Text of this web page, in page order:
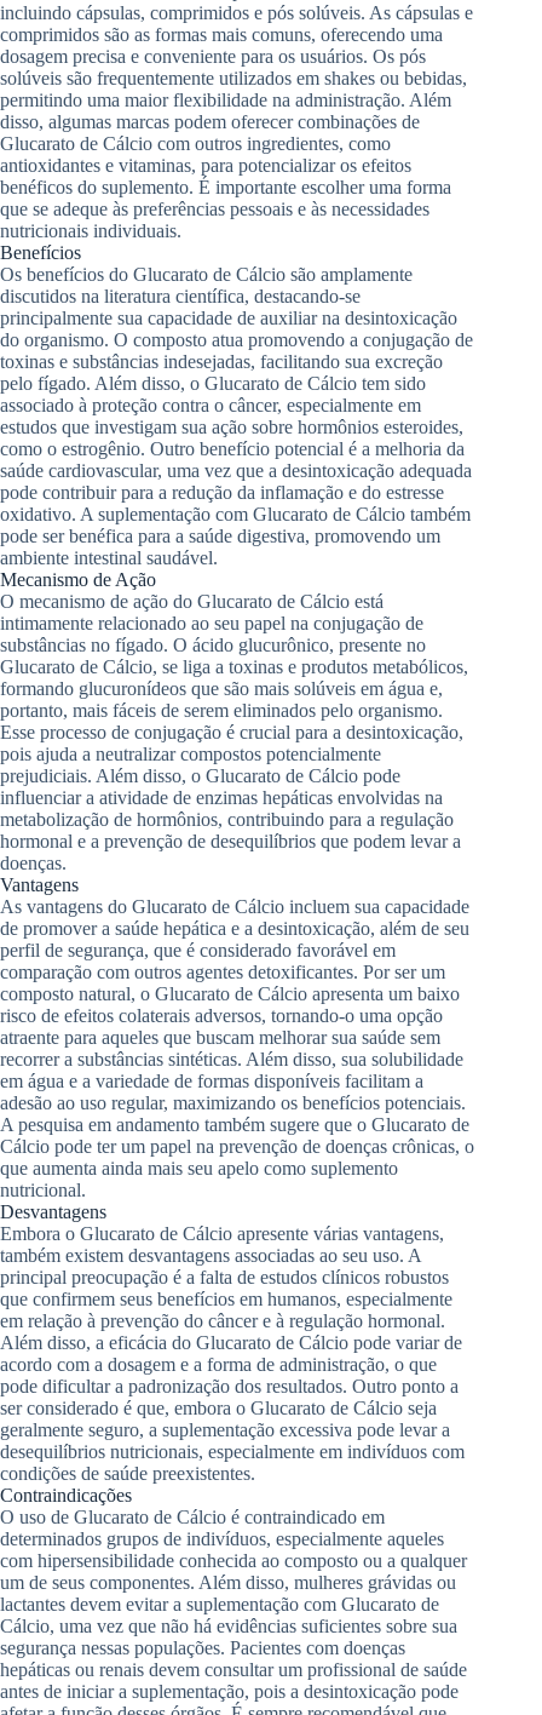
incluindo cápsulas, comprimidos e pós solúveis. As cápsulas e
comprimidos são as formas mais comuns, oferecendo uma
dosagem precisa e conveniente para os usuários. Os pós
solúveis são frequentemente utilizados em shakes ou bebidas,
permitindo uma maior flexibilidade na administração. Além
disso, algumas marcas podem oferecer combinações de
Glucarato de Cálcio com outros ingredientes, como
antioxidantes e vitaminas, para potencializar os efeitos
benéficos do suplemento. É importante escolher uma forma
que se adeque às preferências pessoais e às necessidades
nutricionais individuais.
Benefícios
Os benefícios do Glucarato de Cálcio são amplamente
discutidos na literatura científica, destacando-se
principalmente sua capacidade de auxiliar na desintoxicação
do organismo. O composto atua promovendo a conjugação de
toxinas e substâncias indesejadas, facilitando sua excreção
pelo fígado. Além disso, o Glucarato de Cálcio tem sido
associado à proteção contra o câncer, especialmente em
estudos que investigam sua ação sobre hormônios esteroides,
como o estrogênio. Outro benefício potencial é a melhoria da
saúde cardiovascular, uma vez que a desintoxicação adequada
pode contribuir para a redução da inflamação e do estresse
oxidativo. A suplementação com Glucarato de Cálcio também
pode ser benéfica para a saúde digestiva, promovendo um
ambiente intestinal saudável.
Mecanismo de Ação
O mecanismo de ação do Glucarato de Cálcio está
intimamente relacionado ao seu papel na conjugação de
substâncias no fígado. O ácido glucurônico, presente no
Glucarato de Cálcio, se liga a toxinas e produtos metabólicos,
formando glucuronídeos que são mais solúveis em água e,
portanto, mais fáceis de serem eliminados pelo organismo.
Esse processo de conjugação é crucial para a desintoxicação,
pois ajuda a neutralizar compostos potencialmente
prejudiciais. Além disso, o Glucarato de Cálcio pode
influenciar a atividade de enzimas hepáticas envolvidas na
metabolização de hormônios, contribuindo para a regulação
hormonal e a prevenção de desequilíbrios que podem levar a
doenças.
Vantagens
As vantagens do Glucarato de Cálcio incluem sua capacidade
de promover a saúde hepática e a desintoxicação, além de seu
perfil de segurança, que é considerado favorável em
comparação com outros agentes detoxificantes. Por ser um
composto natural, o Glucarato de Cálcio apresenta um baixo
risco de efeitos colaterais adversos, tornando-o uma opção
atraente para aqueles que buscam melhorar sua saúde sem
recorrer a substâncias sintéticas. Além disso, sua solubilidade
em água e a variedade de formas disponíveis facilitam a
adesão ao uso regular, maximizando os benefícios potenciais.
A pesquisa em andamento também sugere que o Glucarato de
Cálcio pode ter um papel na prevenção de doenças crônicas, o
que aumenta ainda mais seu apelo como suplemento
nutricional.
Desvantagens
Embora o Glucarato de Cálcio apresente várias vantagens,
também existem desvantagens associadas ao seu uso. A
principal preocupação é a falta de estudos clínicos robustos
que confirmem seus benefícios em humanos, especialmente
em relação à prevenção do câncer e à regulação hormonal.
Além disso, a eficácia do Glucarato de Cálcio pode variar de
acordo com a dosagem e a forma de administração, o que
pode dificultar a padronização dos resultados. Outro ponto a
ser considerado é que, embora o Glucarato de Cálcio seja
geralmente seguro, a suplementação excessiva pode levar a
desequilíbrios nutricionais, especialmente em indivíduos com
condições de saúde preexistentes.
Contraindicações
O uso de Glucarato de Cálcio é contraindicado em
determinados grupos de indivíduos, especialmente aqueles
com hipersensibilidade conhecida ao composto ou a qualquer
um de seus componentes. Além disso, mulheres grávidas ou
lactantes devem evitar a suplementação com Glucarato de
Cálcio, uma vez que não há evidências suficientes sobre sua
segurança nessas populações. Pacientes com doenças
hepáticas ou renais devem consultar um profissional de saúde
antes de iniciar a suplementação, pois a desintoxicação pode